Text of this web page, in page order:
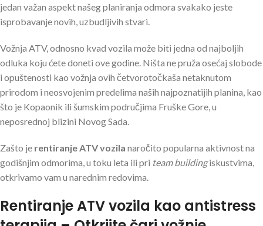
jedan važan aspekt našeg planiranja odmora svakako jeste
isprobavanje novih, uzbudljivih stvari.
Vožnja ATV, odnosno kvad vozila može biti jedna od najboljih
odluka koju ćete doneti ove godine. Ništa ne pruža osećaj slobode
i opuštenosti kao vožnja ovih četvorotočkaša netaknutom
prirodom i neosvojenim predelima naših najpoznatijih planina, kao
što je Kopaonik ili šumskim područjima Fruške Gore, u
neposrednoj blizini Novog Sada.
Zašto je rentiranje ATV vozila naročito popularna aktivnost na
godišnjim odmorima, u toku leta ili pri team buildingiskustvima,
otkrivamo vam u narednim redovima.
Rentiranje ATV vozila kao antistress